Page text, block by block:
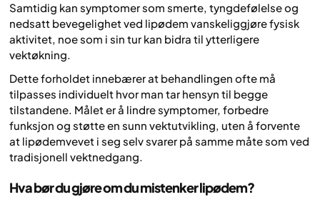
Samtidig kan symptomer som smerte, tyngdefølelse og
nedsatt bevegelighet ved lipødem vanskeliggjøre fysisk
aktivitet, noe som i sin tur kan bidra til ytterligere
vektøkning.
Dette forholdet innebærer at behandlingen ofte må
tilpasses individuelt hvor man tar hensyn til begge
tilstandene. Målet er å lindre symptomer, forbedre
funksjon og støtte en sunn vektutvikling, uten å forvente
at lipødemvevet i seg selv svarer på samme måte som ved
tradisjonell vektnedgang.
Hva bør du gjøre om du mistenker lipødem?